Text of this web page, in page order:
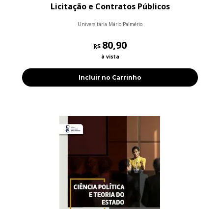
Licitação e Contratos Públicos
Universitária Mário Palmério
R$ 80,90
à vista
Incluir no Carrinho